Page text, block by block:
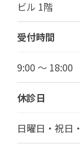
ビル 1階
受付時間
9:00 ～ 18:00
休診日
日曜日・祝日